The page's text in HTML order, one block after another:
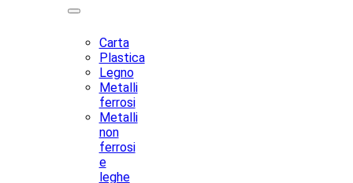
Carta
Plastica
Legno
Metalli
ferrosi
Metalli
non
ferrosi
e
leghe